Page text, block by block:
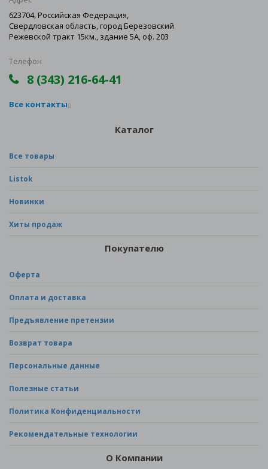
623704, Российская Федерация,
Свердловская область, город Березовский
Режевской тракт 15км., здание 5А, оф. 203
Телефон
8 (343) 216-64-41
Все контакты
Каталог
Все товары
Listok
Новинки
Хиты продаж
Покупателю
Оферта
Оплата и доставка
Предъявление претензии
Возврат товара
Персональные данные
Полезные статьи
Политика Конфиденциальности
Рекомендательные технологии
О Компании